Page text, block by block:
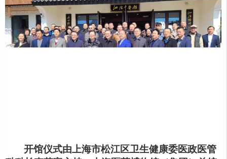
开馆仪式由上海市松江区卫生健康委医政医管